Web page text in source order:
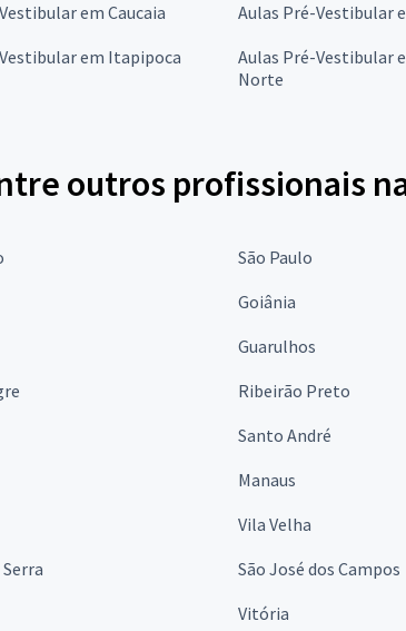
em Caucaia Aulas Pré-Vestibular
em Itapipoca
Aulas Pré-Vestibular
Norte
outros profissionais
São Paulo
Goiânia
Guarulhos
Ribeirão Preto
Santo André
Manaus
Vila Velha
São José dos Campos
Vitória